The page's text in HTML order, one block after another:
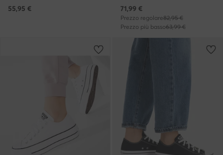
55,95 €
Prezzo attuale
71,99 €
Prezzo regolare82,95 €
Prezzo più basso63,99 €